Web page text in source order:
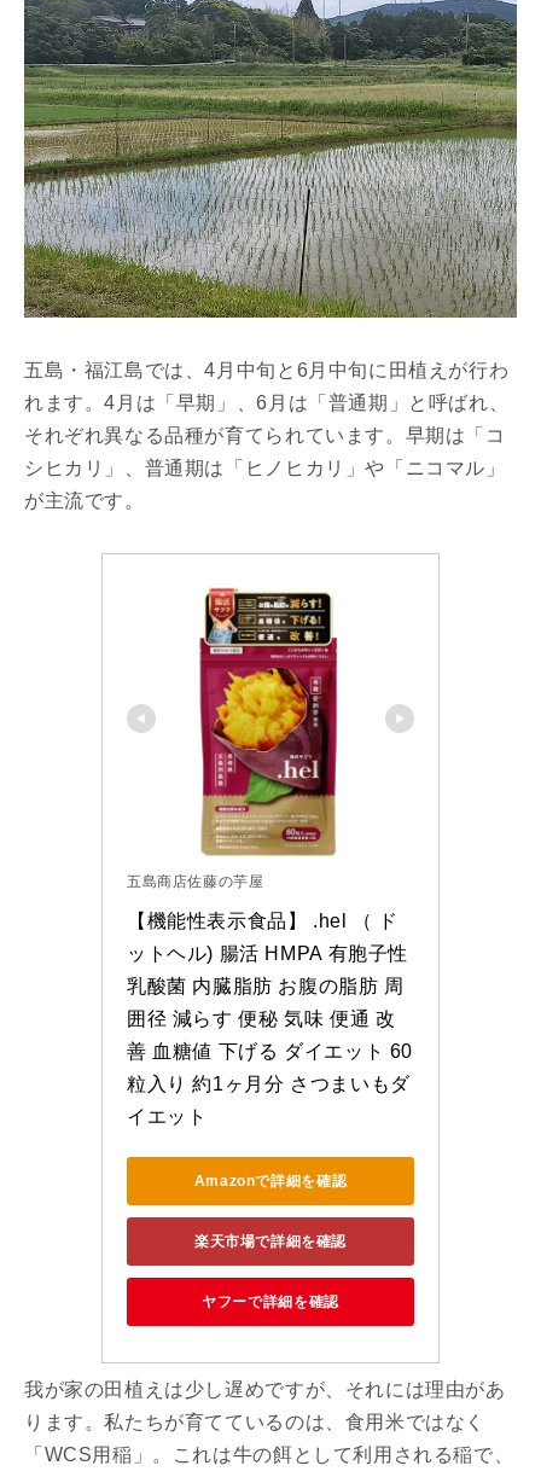
五島・福江島では、4月中旬と6月中旬に田植えが行わ
れます。4月は「早期」、6月は「普通期」と呼ばれ、
それぞれ異なる品種が育てられています。早期は「コ
シヒカリ」、普通期は「ヒノヒカリ」や「ニコマル」
が主流です。
五島商店佐藤の芋屋
【機能性表示食品】 .hel （ ド
ットヘル) 腸活 HMPA 有胞子性
乳酸菌 内臓脂肪 お腹の脂肪 周
囲径 減らす 便秘 気味 便通 改
善 血糖値 下げる ダイエット 60
粒入り 約1ヶ月分 さつまいもダ
イエット
Amazonで詳細を確認
楽天市場で詳細を確認
ヤフーで詳細を確認
我が家の田植えは少し遅めですが、それには理由があ
ります。私たちが育てているのは、食用米ではなく
「WCS用稲」。これは牛の餌として利用される稲で、